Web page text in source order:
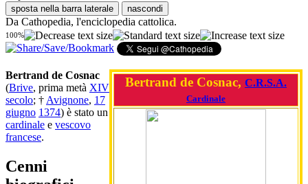
sposta nella barra laterale nascondi
Da Cathopedia, l'enciclopedia cattolica.
100%
Bertrand de Cosnac, C.R.S.A.
Cardinale
Bertrand de Cosnac
(Brive, prima metà XIV
secolo; † Avignone, 17
giugno 1374) è stato un
cardinale e vescovo
francese.
Cenni